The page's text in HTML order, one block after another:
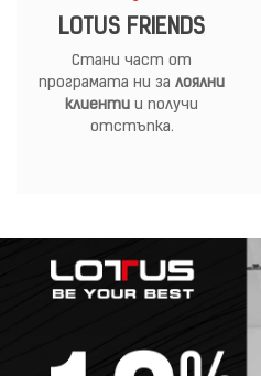
LOTUS FRIENDS
Стани част от
програмата ни за лоялни
клиенти и получи
отстъпка.